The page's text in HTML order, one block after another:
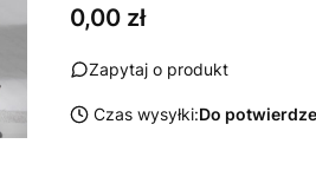
Cena
0,00 zł
Zapytaj o produkt
Czas wysyłki:Do